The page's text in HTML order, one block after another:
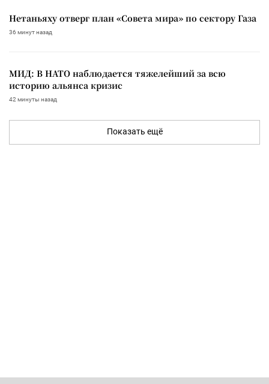
Нетаньяху отверг план «Совета мира» по сектору Газа
36 минут назад
МИД: В НАТО наблюдается тяжелейший за всю
историю альянса кризис
42 минуты назад
Показать ещё